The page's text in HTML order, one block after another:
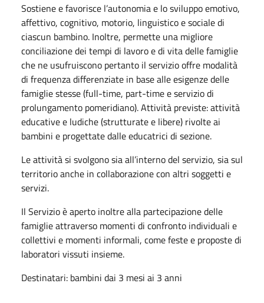
Sostiene e favorisce l’autonomia e lo sviluppo emotivo,
affettivo, cognitivo, motorio, linguistico e sociale di
ciascun bambino. Inoltre, permette una migliore
conciliazione dei tempi di lavoro e di vita delle famiglie
che ne usufruiscono pertanto il servizio offre modalità
di frequenza differenziate in base alle esigenze delle
famiglie stesse (full-time, part-time e servizio di
prolungamento pomeridiano). Attività previste: attività
educative e ludiche (strutturate e libere) rivolte ai
bambini e progettate dalle educatrici di sezione.
Le attività si svolgono sia all’interno del servizio, sia sul
territorio anche in collaborazione con altri soggetti e
servizi.
Il Servizio è aperto inoltre alla partecipazione delle
famiglie attraverso momenti di confronto individuali e
collettivi e momenti informali, come feste e proposte di
laboratori vissuti insieme.
Destinatari: bambini dai 3 mesi ai 3 anni